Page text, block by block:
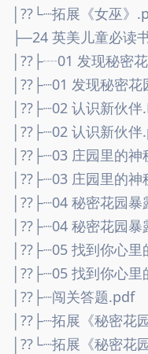
│??└┈拓展《女巫》
├─24 英美儿童必读
│??├┈01 发现秘密
│??├┈01 发现秘密
│??├┈02 认识新伙伴
│??├┈02 认识新伙
│??├┈03 庄园里的
│??├┈03 庄园里的
│??├┈04 秘密花园
│??├┈04 秘密花园
│??├┈05 找到你心
│??├┈05 找到你心
│??├┈闯关答题.pdf
│??├┈拓展《秘密花
│??└┈拓展《秘密花